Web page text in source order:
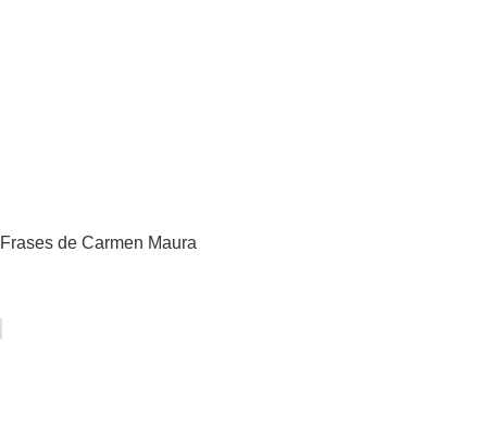
Frases de Carmen Maura